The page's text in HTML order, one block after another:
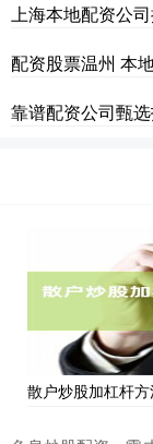
上海本地配资公
配资股票温州 本
靠谱配资公司甄
散户炒股加杠杆